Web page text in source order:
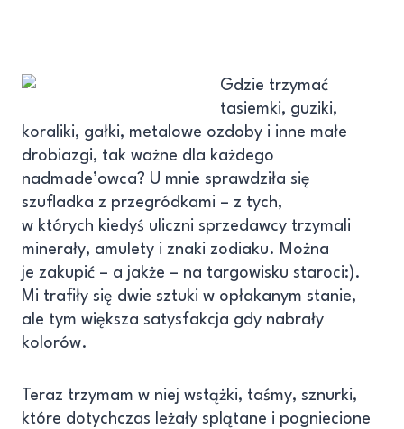
Gdzie trzymać
tasiemki, guziki,
koraliki, gałki, metalowe ozdoby i inne małe
drobiazgi, tak ważne dla każdego
nadmade’owca? U mnie sprawdziła się
szufladka z przegródkami – z tych,
w których kiedyś uliczni sprzedawcy trzymali
minerały, amulety i znaki zodiaku. Można
je zakupić – a jakże – na targowisku staroci:).
Mi trafiły się dwie sztuki w opłakanym stanie,
ale tym większa satysfakcja gdy nabrały
kolorów.
Teraz trzymam w niej wstążki, taśmy, sznurki,
które dotychczas leżały splątane i pogniecione